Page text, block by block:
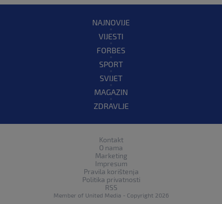
NAJNOVIJE
VIJESTI
FORBES
SPORT
SVIJET
MAGAZIN
ZDRAVLJE
Kontakt
O nama
Marketing
Impresum
Pravila korištenja
Politika privatnosti
RSS
Member of United Media - Copyright 2026